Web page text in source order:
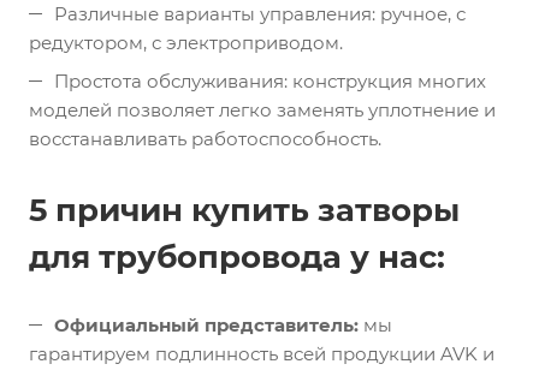
Различные варианты управления: ручное, с
редуктором, с электроприводом.
Простота обслуживания: конструкция многих
моделей позволяет легко заменять уплотнение и
восстанавливать работоспособность.
5 причин купить затворы
для трубопровода у нас:
Официальный представитель: мы
гарантируем подлинность всей продукции AVK и